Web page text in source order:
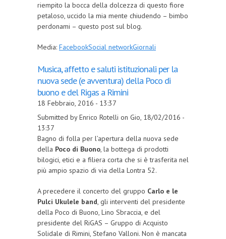
riempito la bocca della dolcezza di questo fiore
petaloso, uccido la mia mente chiudendo – bimbo
perdonami – questo post sul blog.
Media: FacebookSocial networkGiornali
Musica, affetto e saluti istituzionali per la
nuova sede (e avventura) della Poco di
buono e del Rigas a Rimini
18 Febbraio, 2016 - 13:37
Submitted by Enrico Rotelli on Gio, 18/02/2016 -
13:37
Bagno di folla per l’apertura della nuova sede
della Poco di Buono, la bottega di prodotti
bilogici, etici e a filiera corta che si è trasferita nel
più ampio spazio di via della Lontra 52.
A precedere il concerto del gruppo Carlo e le
Pulci Ukulele band, gli interventi del presidente
della Poco di Buono, Lino Sbraccia, e del
presidente del RiGAS – Gruppo di Acquisto
Solidale di Rimini, Stefano Valloni. Non è mancata